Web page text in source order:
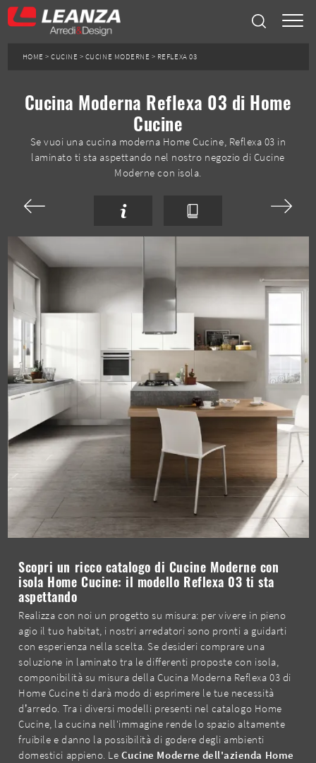
HOME >CUCINE > CUCINE MODERNE > REFLEXA 03
Cucina Moderna Reflexa 03 di Home
Cucine
Se vuoi una cucina moderna Home Cucine, Reflexa 03 in
laminato ti sta aspettando nel nostro negozio di Cucine
Moderne con isola.
Scopri un ricco catalogo di Cucine Moderne con
isola Home Cucine: il modello Reflexa 03 ti sta
aspettando
Realizza con noi un progetto su misura: per vivere in pieno
agio il tuo habitat, i nostri arredatori sono pronti a guidarti
con esperienza nella scelta. Se desideri comprare una
soluzione in laminato tra le differenti proposte con isola,
componibilità su misura della Cucina Moderna Reflexa 03 di
Home Cucine ti darà modo di esprimere le tue necessità
d’arredo. Tra i diversi modelli presenti nel catalogo Home
Cucine, la cucina nell'immagine rende lo spazio altamente
fruibile e danno la possibilità di godere degli ambienti
domestici appieno. Le Cucine Moderne dell'azienda Home